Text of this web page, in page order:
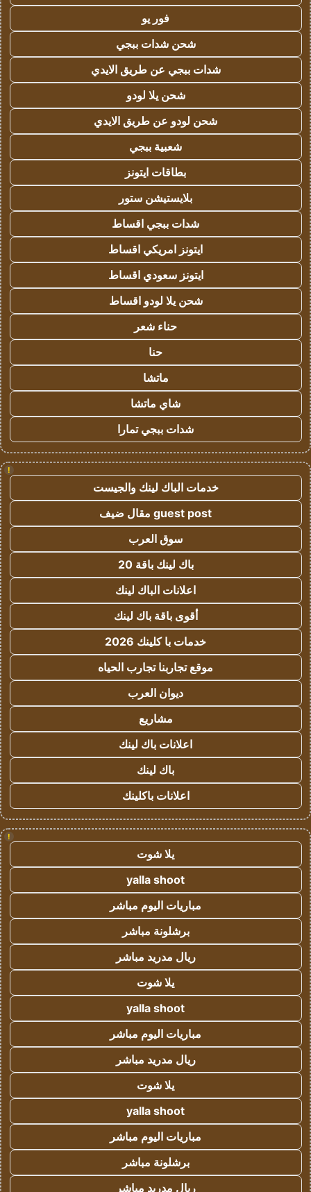
فور يو
شحن شدات ببجي
شدات ببجي عن طريق الايدي
شحن يلا لودو
شحن لودو عن طريق الايدي
شعبية ببجي
بطاقات ايتونز
بلايستيشن ستور
شدات ببجي اقساط
ايتونز امريكي اقساط
ايتونز سعودي اقساط
شحن يلا لودو اقساط
حناء شعر
حنا
ماتشا
شاي ماتشا
شدات ببجي تمارا
!
خدمات الباك لينك والجيست
guest post مقال ضيف
سوق العرب
باك لينك باقة 20
اعلانات الباك لينك
أقوى باقة باك لينك
خدمات با كلينك 2026
موقع تجاربنا تجارب الحياه
ديوان العرب
مشاريع
اعلانات باك لينك
باك لينك
اعلانات باكلينك
!
يلا شوت
yalla shoot
مباريات اليوم مباشر
برشلونة مباشر
ريال مدريد مباشر
يلا شوت
yalla shoot
مباريات اليوم مباشر
ريال مدريد مباشر
يلا شوت
yalla shoot
مباريات اليوم مباشر
برشلونة مباشر
ريال مدريد مباشر